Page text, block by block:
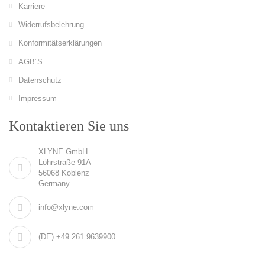
Karriere
Widerrufsbelehrung
Konformitätserklärungen
AGB´S
Datenschutz
Impressum
Kontaktieren Sie uns
XLYNE GmbH
Löhrstraße 91A
56068 Koblenz
Germany
info@xlyne.com
(DE) +49 261 9639900